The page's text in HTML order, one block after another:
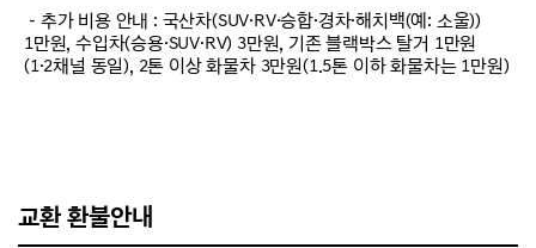
－추가 비용 안내 : 국산차(SUV·RV·승합·경차·해치백(예: 소울))
1만원, 수입차(승용·SUV·RV) 3만원, 기존 블랙박스 탈거 1만원
(1·2채널 동일), 2톤 이상 화물차 3만원(1.5톤 이하 화물차는 1만원)
교환 환불안내